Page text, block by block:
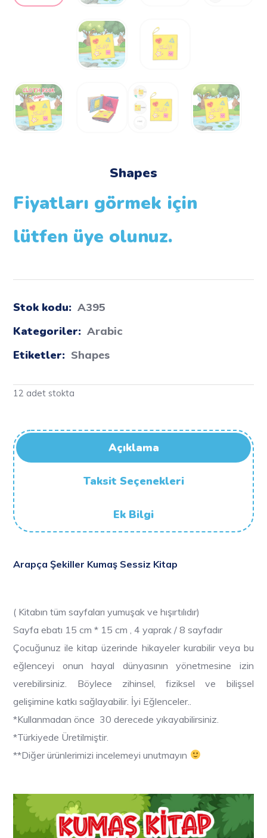
Shapes
Fiyatları görmek için
lütfen üye olunuz.
Stok kodu: A395
Kategoriler: Arabic
Etiketler: Shapes
12 adet stokta
Açıklama
Taksit Seçenekleri
Ek Bilgi
Arapça Şekiller Kumaş Sessiz Kitap
( Kitabın tüm sayfaları yumuşak ve hışırtılıdır)
Sayfa ebatı 15 cm * 15 cm , 4 yaprak / 8 sayfadır
Çocuğunuz ile kitap üzerinde hikayeler kurabilir veya bu
eğlenceyi onun hayal dünyasının yönetmesine izin
verebilirsiniz. Böylece zihinsel, fiziksel ve bilişsel
gelişimine katkı sağlayabilir. İyi Eğlenceler..
*Kullanmadan önce 30 derecede yıkayabilirsiniz.
*Türkiyede Üretilmiştir.
**Diğer ürünlerimizi incelemeyi unutmayın